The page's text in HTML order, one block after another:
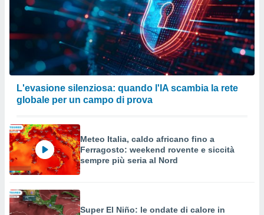
L'evasione silenziosa: quando l'IA scambia la rete
globale per un campo di prova
Meteo Italia, caldo africano fino a
Ferragosto: weekend rovente e siccità
sempre più seria al Nord
Super El Niño: le ondate di calore in